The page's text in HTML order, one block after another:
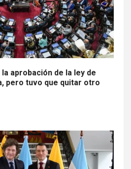
aprobación de la ley de
pero tuvo que quitar otro